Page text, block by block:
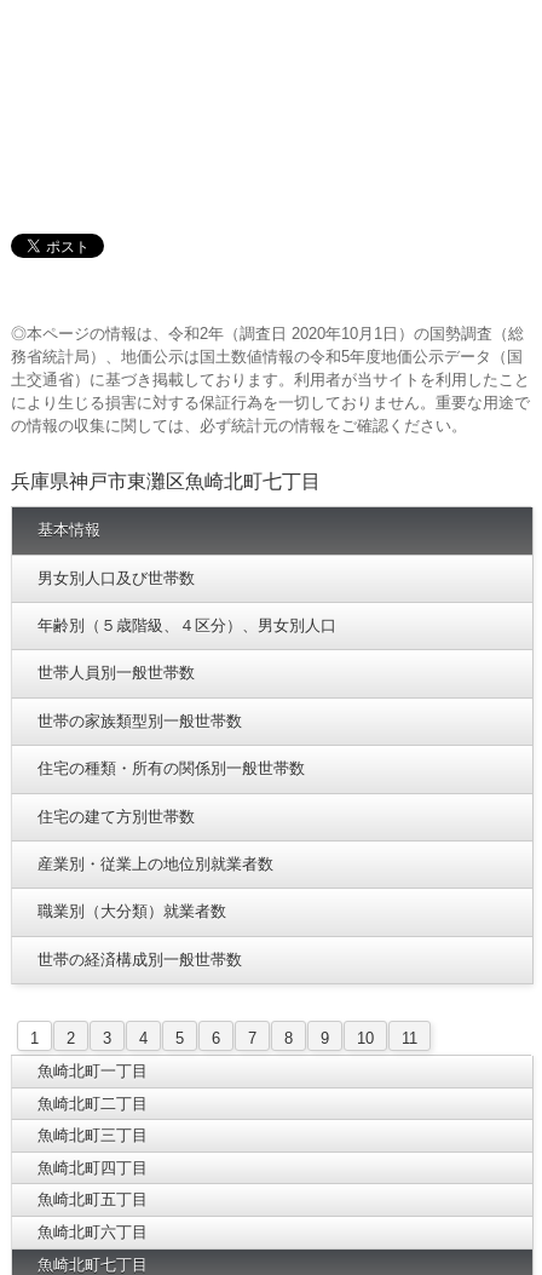
◎本ページの情報は、令和2年（調査日 2020年10月1日）の国勢調査（総
務省統計局）、地価公示は国土数値情報の令和5年度地価公示データ（国
土交通省）に基づき掲載しております。利用者が当サイトを利用したこと
により生じる損害に対する保証行為を一切しておりません。重要な用途で
の情報の収集に関しては、必ず統計元の情報をご確認ください。
兵庫県神戸市東灘区魚崎北町七丁目
基本情報
男女別人口及び世帯数
年齢別（５歳階級、４区分）、男女別人口
世帯人員別一般世帯数
世帯の家族類型別一般世帯数
住宅の種類・所有の関係別一般世帯数
住宅の建て方別世帯数
産業別・従業上の地位別就業者数
職業別（大分類）就業者数
世帯の経済構成別一般世帯数
1 2 3 4 5 6 7 8 9 10
11
魚崎北町一丁目
魚崎北町二丁目
魚崎北町三丁目
魚崎北町四丁目
魚崎北町五丁目
魚崎北町六丁目
魚崎北町七丁目